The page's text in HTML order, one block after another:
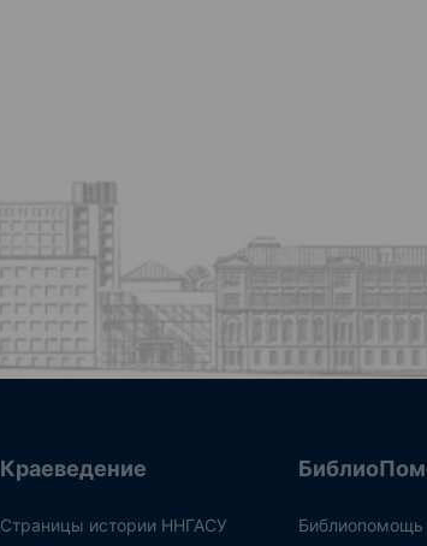
Краеведение
Страницы истории ННГАСУ Библиопомощь